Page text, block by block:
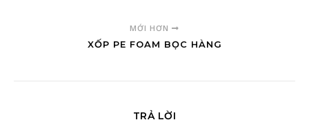
MỚI HƠN
XỐP PE FOAM BỌC HÀNG
TRẢ LỜI